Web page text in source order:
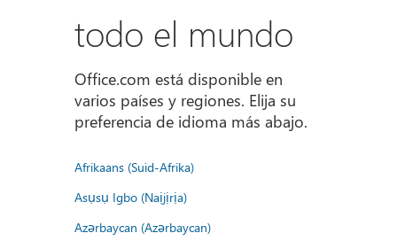
todo el mundo
Office.com está disponible en
varios países y regiones. Elija su
preferencia de idioma más abajo.
Afrikaans (Suid-Afrika)
Asụsụ Igbo (Naịjịrịa)
Azərbaycan (Azərbaycan)